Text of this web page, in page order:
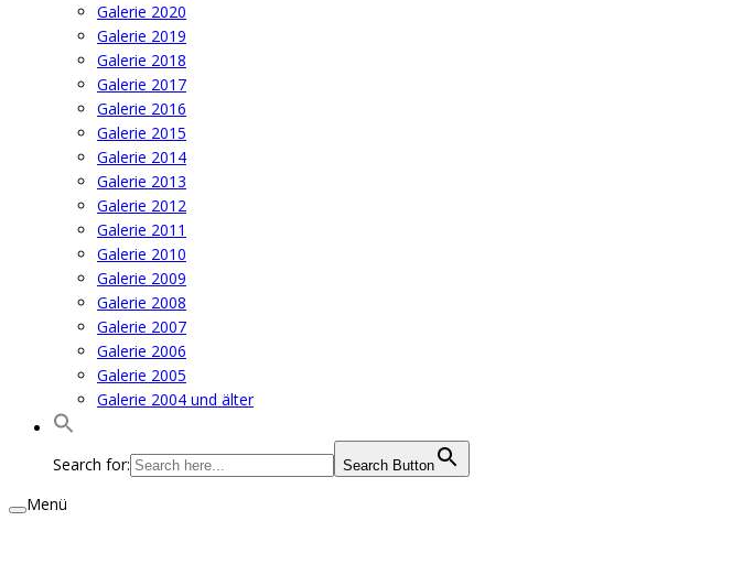
Galerie 2020
Galerie 2019
Galerie 2018
Galerie 2017
Galerie 2016
Galerie 2015
Galerie 2014
Galerie 2013
Galerie 2012
Galerie 2011
Galerie 2010
Galerie 2009
Galerie 2008
Galerie 2007
Galerie 2006
Galerie 2005
Galerie 2004 und älter
Search for: Search Button
Menü